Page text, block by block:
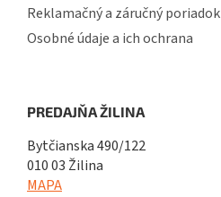
Reklamačný a záručný poriadok
Osobné údaje a ich ochrana
PREDAJŇA ŽILINA
Bytčianska 490/122
010 03 Žilina
MAPA